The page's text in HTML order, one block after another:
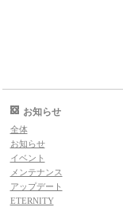
お知らせ
全体
お知らせ
イベント
メンテナンス
アップデート
ETERNITY